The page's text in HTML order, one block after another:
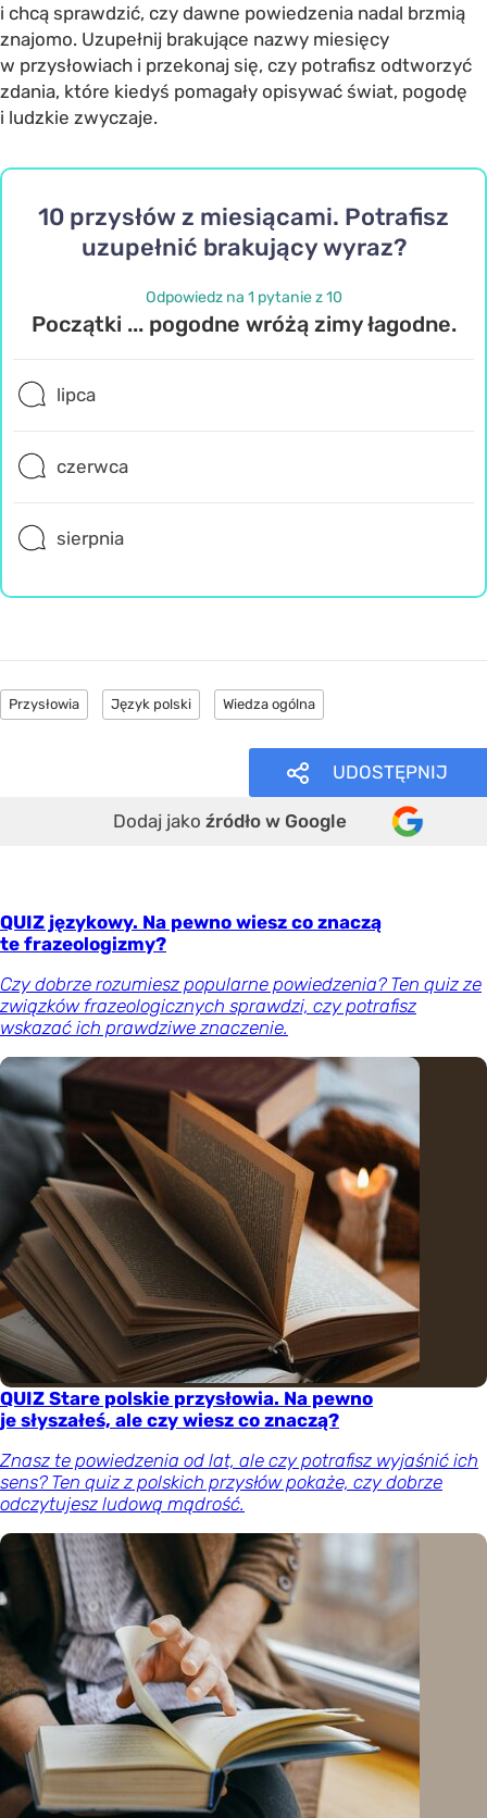
i chcą sprawdzić, czy dawne powiedzenia nadal brzmią
znajomo. Uzupełnij brakujące nazwy miesięcy
w przysłowiach i przekonaj się, czy potrafisz odtworzyć
zdania, które kiedyś pomagały opisywać świat, pogodę
i ludzkie zwyczaje.
10 przysłów z miesiącami. Potrafisz
uzupełnić brakujący wyraz?
Odpowiedz na 1 pytanie z 10
Początki ... pogodne wróżą zimy łagodne.
lipca
czerwca
sierpnia
Przysłowia Język polski Wiedza ogólna
UDOSTĘPNIJ
Dodaj jako źródło w Google
QUIZ językowy. Na pewno wiesz co znaczą
te frazeologizmy?
Czy dobrze rozumiesz popularne powiedzenia? Ten quiz ze
związków frazeologicznych sprawdzi, czy potrafisz
wskazać ich prawdziwe znaczenie.
QUIZ Stare polskie przysłowia. Na pewno
je słyszałeś, ale czy wiesz co znaczą?
Znasz te powiedzenia od lat, ale czy potrafisz wyjaśnić ich
sens? Ten quiz z polskich przysłów pokaże, czy dobrze
odczytujesz ludową mądrość.